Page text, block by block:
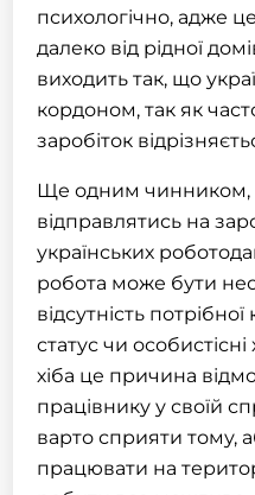
психологічно, адже
далеко від рідної
виходить так, що
кордоном, так як
заробіток
Ще одним чинником,
відправлятись на
українських
робота може бути
відсутність потрібної
статус чи
хіба це причина
працівнику у своїй
варто сприяти тому,
працювати на